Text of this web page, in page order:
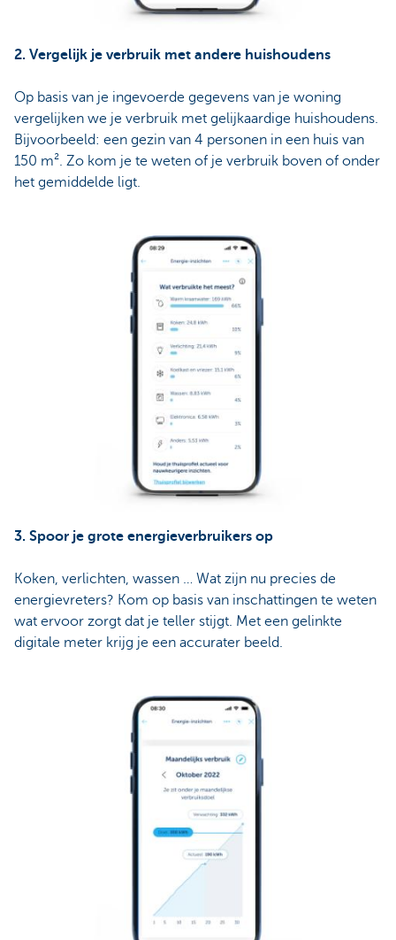
2. Vergelijk je verbruik met andere huishoudens
Op basis van je ingevoerde gegevens van je woning
vergelijken we je verbruik met gelijkaardige huishoudens.
Bijvoorbeeld: een gezin van 4 personen in een huis van
150 m². Zo kom je te weten of je verbruik boven of onder
het gemiddelde ligt.
3. Spoor je grote energieverbruikers op
Koken, verlichten, wassen … Wat zijn nu precies de
energievreters? Kom op basis van inschattingen te weten
wat ervoor zorgt dat je teller stijgt. Met een gelinkte
digitale meter krijg je een accurater beeld.